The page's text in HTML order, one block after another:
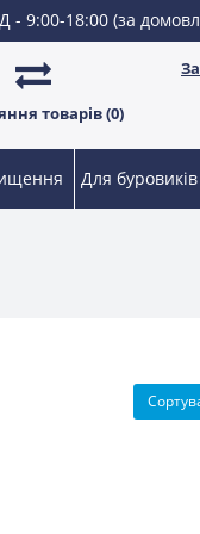
9:00-18:00 (за
товарів (0)
Для буровиків